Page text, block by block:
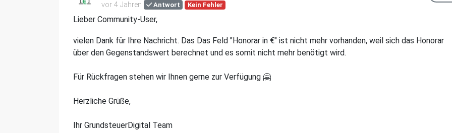
vor 4 Jahren Antwort Kein Fehler
Lieber Community-User,
vielen Dank für Ihre Nachricht. Das Das Feld "Honorar in €" ist nicht mehr vorhanden, weil sich das Honorar
über den Gegenstandswert berechnet und es somit nicht mehr benötigt wird.
Für Rückfragen stehen wir Ihnen gerne zur Verfügung 🤗
Herzliche Grüße,
Ihr GrundsteuerDigital Team